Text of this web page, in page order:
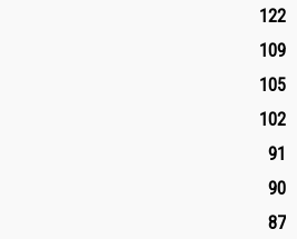
122
109
105
102
91
90
87